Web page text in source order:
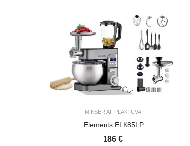
MIKSERIAI, PLAKTUVAI
Elements ELK85LP
186 €